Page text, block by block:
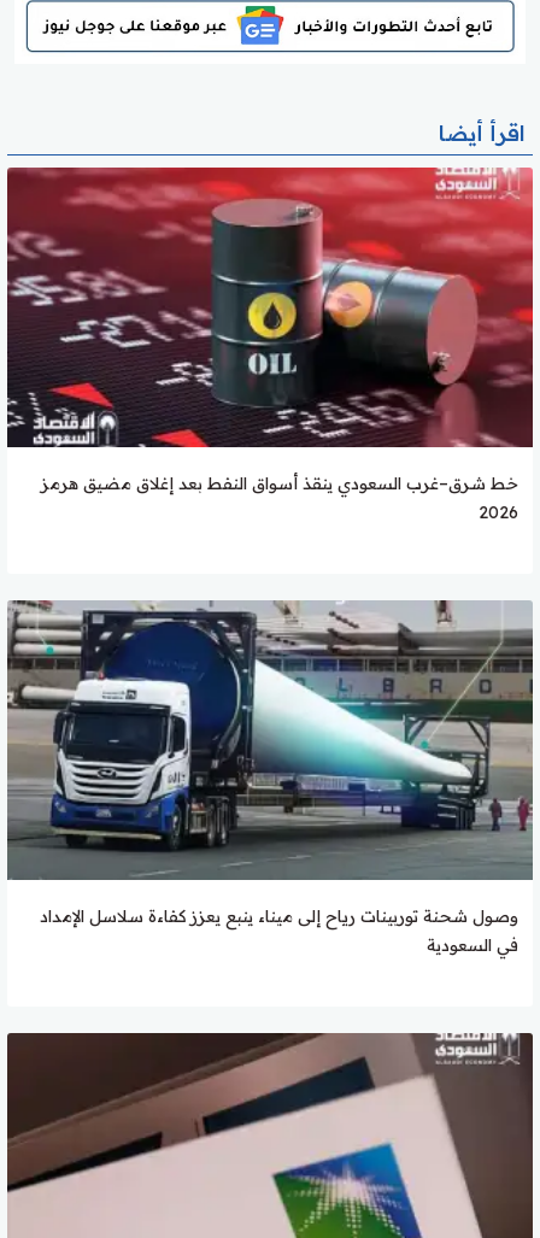
اقرأ أيضا
خط شرق–غرب السعودي ينقذ أسواق النفط بعد إغلاق مضيق هرمز
2026
وصول شحنة توربينات رياح إلى ميناء ينبع يعزز كفاءة سلاسل الإمداد
في السعودية